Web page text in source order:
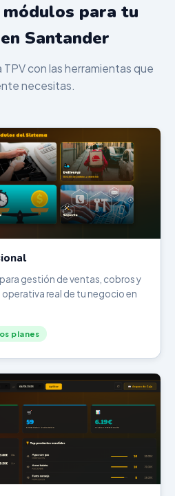
módulos para tu
Santander
con las herramientas que
necesitas.
gestión de ventas, cobros y
real de tu negocio en
planes